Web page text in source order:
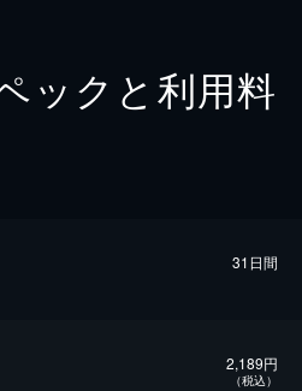
ックと利用料
31日間
2,189円
（税込）